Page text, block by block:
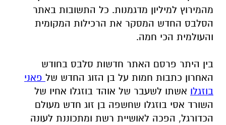
מהמירוץ למיליון מדגמנות. כל התשובות באתר
הסלבס החדש המסקר את הרכילות המקומית
והעולמית הכי חמה.
בין היתר פרסם האתר חדשות סלבס בחודש
האחרון כתבות חמות על בן הזוג החדש של פאני
בוזגלו אשתו לשעבר של אוהד בוזגלו אחיו של
השורד אסי בוזגלו שחשפה בן זוג חדש מעולם
הכדורגל, הפכה לאושיית רשת ומתכוננת לעונה